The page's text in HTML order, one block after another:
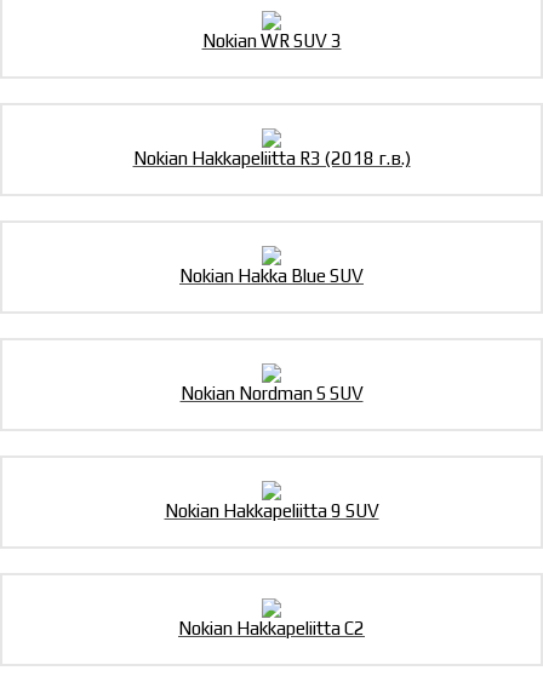
Nokian WR SUV 3
Nokian Hakkapeliitta R3 (2018 г.в.)
Nokian Hakka Blue SUV
Nokian Nordman S SUV
Nokian Hakkapeliitta 9 SUV
Nokian Hakkapeliitta C2